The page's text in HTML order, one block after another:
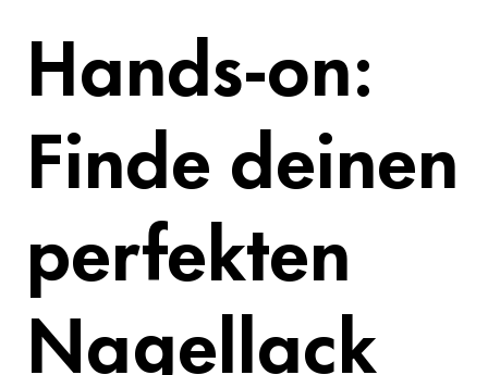
Hands-on:
Finde deinen
perfekten
Nagellack